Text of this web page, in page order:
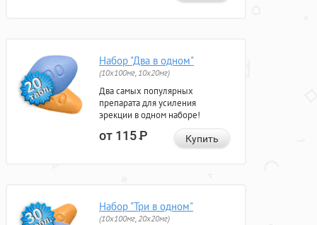
Набор "Два в одном"
(10x100мг, 10x20мг)
Два самых популярных
препарата для усиления
эрекции в одном наборе!
от 115Р Купить
Набор "Три в одном"
(10x100мг, 20x20мг)